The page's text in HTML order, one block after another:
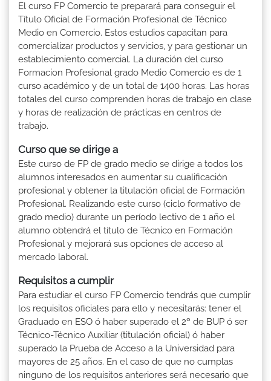
El curso FP Comercio te preparará para conseguir el
Título Oficial de Formación Profesional de Técnico
Medio en Comercio. Estos estudios capacitan para
comercializar productos y servicios, y para gestionar un
establecimiento comercial. La duración del curso
Formacion Profesional grado Medio Comercio es de 1
curso académico y de un total de 1400 horas. Las horas
totales del curso comprenden horas de trabajo en clase
y horas de realización de prácticas en centros de
trabajo.
Curso que se dirige a
Este curso de FP de grado medio se dirige a todos los
alumnos interesados en aumentar su cualificación
profesional y obtener la titulación oficial de Formación
Profesional. Realizando este curso (ciclo formativo de
grado medio) durante un período lectivo de 1 año el
alumno obtendrá el título de Técnico en Formación
Profesional y mejorará sus opciones de acceso al
mercado laboral.
Requisitos a cumplir
Para estudiar el curso FP Comercio tendrás que cumplir
los requisitos oficiales para ello y necesitarás: tener el
Graduado en ESO ó haber superado el 2º de BUP ó ser
Técnico-Técnico Auxiliar (titulación oficial) ó haber
superado la Prueba de Acceso a la Universidad para
mayores de 25 años. En el caso de que no cumplas
ninguno de los requisitos anteriores será necesario que